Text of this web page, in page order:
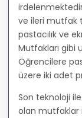
ve ileri mutfak
pastacılık ve
Mutfakları gibi
Öğrencilere
üzere iki adet
Son teknoloji
olan mutfaklar